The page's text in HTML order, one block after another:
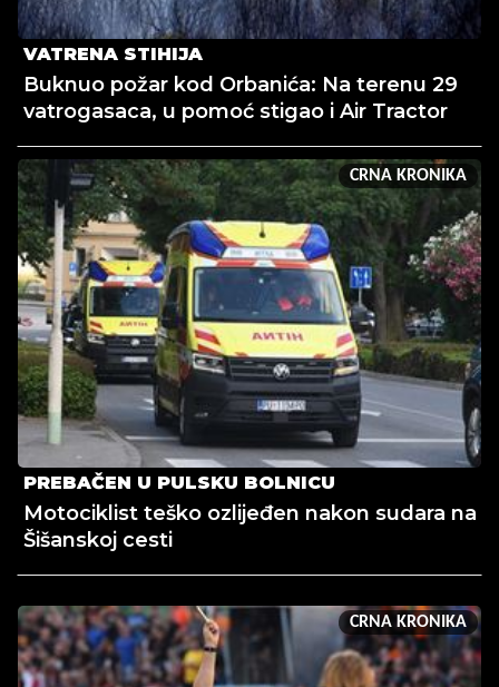
VATRENA STIHIJA
Buknuo požar kod Orbanića: Na terenu 29
vatrogasaca, u pomoć stigao i Air Tractor
CRNA KRONIKA
PREBAČEN U PULSKU BOLNICU
Motociklist teško ozlijeđen nakon sudara na
Šišanskoj cesti
CRNA KRONIKA